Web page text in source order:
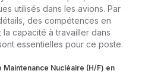
utilisés dans les avions. Par
des compétences en
capacité à travailler dans
essentielles pour ce poste.
Nucléaire (H/F) en